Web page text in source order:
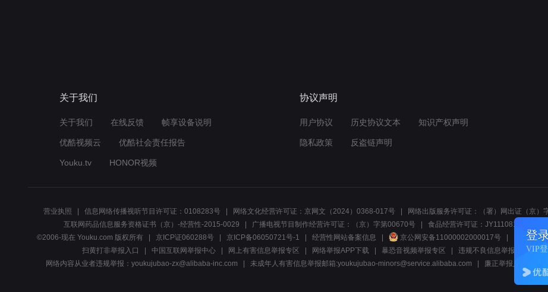
登
VIP
关于我们
关于我们 在线反馈 帧享设备说明
优酷视频云 优酷社会责任报告
Youku.tv HONOR视频
协议声明
用户协议 历史协议文本 知识产权声明
隐私政策 反盗链声明
营业执照 信息网络传播视听节目许可证：0108283号 网络文化经营许可证：京网文（2024）0368-017号 网络出版服务许可证：（署）网出证（京）
互联网药品信息服务资格证书（京）-经营性-2015-0029
广播电视节目制作经营许可证：（京）字第00670号 食品经营许可证：JY11108122976214
©2006-现在 Youku.com 版权所有
京ICP证060288号 京ICP备06050721号-1 经营性网站备案信息 京公网安备11000002000017号 网络110
扫黄打非举报入口
中国互联网举报中心 网上有害信息举报专区 网络举报APP下载 暴恐音视频举报专区
违规不良信息举报:电话
网络内容从业者违规举报：youkujubao-zx@alibaba-inc.com
未成年人有害信息举报邮箱:youkujubao-minors@service.alibaba.com 廉正举报入口